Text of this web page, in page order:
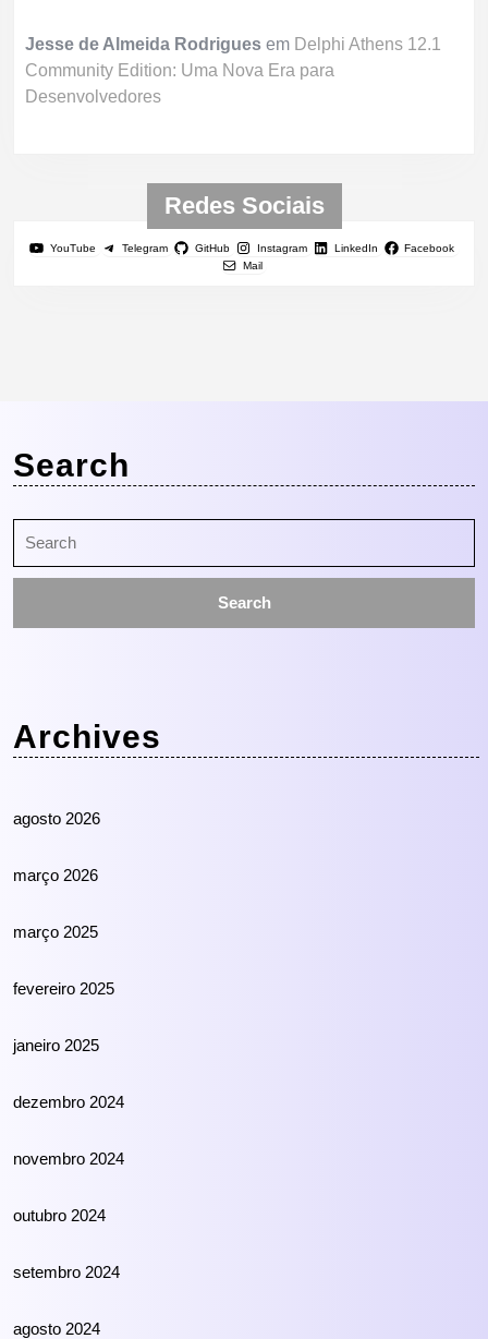
Jesse de Almeida Rodrigues em Delphi Athens 12.1
Community Edition: Uma Nova Era para
Desenvolvedores
Redes Sociais
YouTube Telegram GitHub Instagram LinkedIn
Facebook
Mail
Search
for:
Archives
agosto 2026
março 2026
março 2025
fevereiro 2025
janeiro 2025
dezembro 2024
novembro 2024
outubro 2024
setembro 2024
agosto 2024